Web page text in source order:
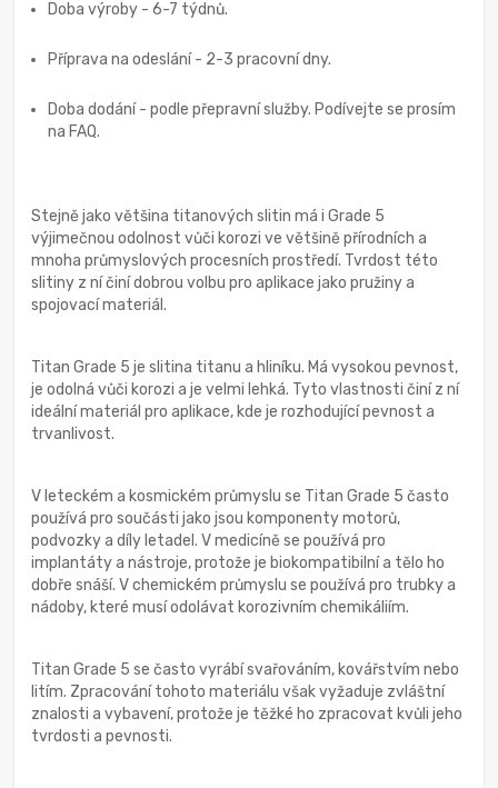
Doba výroby - 6-7 týdnů.
Příprava na odeslání - 2-3 pracovní dny.
Doba dodání - podle přepravní služby. Podívejte se prosím
na FAQ.
Stejně jako většina titanových slitin má i Grade 5
výjimečnou odolnost vůči korozi ve většině přírodních a
mnoha průmyslových procesních prostředí. Tvrdost této
slitiny z ní činí dobrou volbu pro aplikace jako pružiny a
spojovací materiál.
Titan Grade 5 je slitina titanu a hliníku. Má vysokou pevnost,
je odolná vůči korozi a je velmi lehká. Tyto vlastnosti činí z ní
ideální materiál pro aplikace, kde je rozhodující pevnost a
trvanlivost.
V leteckém a kosmickém průmyslu se Titan Grade 5 často
používá pro součásti jako jsou komponenty motorů,
podvozky a díly letadel. V medicíně se používá pro
implantáty a nástroje, protože je biokompatibilní a tělo ho
dobře snáší. V chemickém průmyslu se používá pro trubky a
nádoby, které musí odolávat korozivním chemikáliím.
Titan Grade 5 se často vyrábí svařováním, kovářstvím nebo
litím. Zpracování tohoto materiálu však vyžaduje zvláštní
znalosti a vybavení, protože je těžké ho zpracovat kvůli jeho
tvrdosti a pevnosti.